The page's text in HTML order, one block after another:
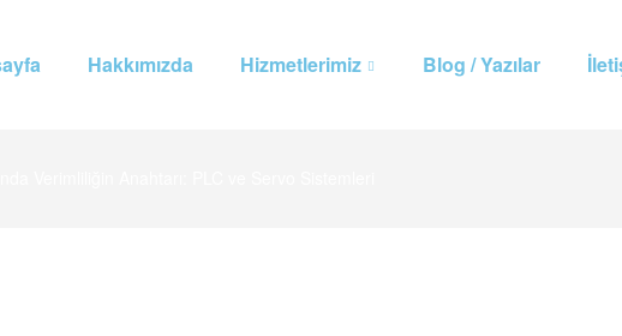
Hakkımızda Hizmetlerimiz Blog / Yazılar